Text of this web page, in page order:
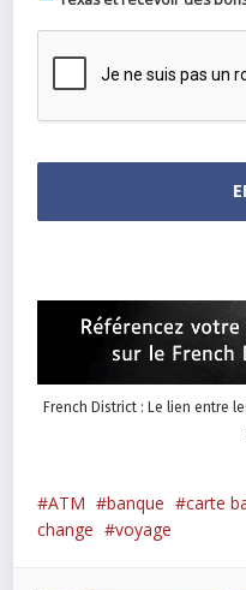
French District : Le lien entre
ATM banque carte
change
voyage